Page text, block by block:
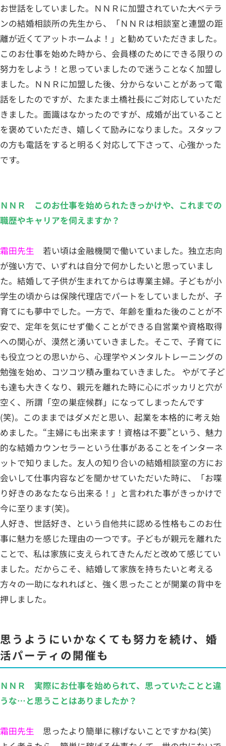
お世話をしていました。ＮＮＲに加盟されていた大ベテラ
ンの結婚相談所の先生から、「ＮＮＲは相談室と連盟の距
離が近くてアットホームよ！」と勧めていただきました。
このお仕事を始めた時から、会員様のためにできる限りの
努力をしよう！と思っていましたので迷うことなく加盟し
ました。ＮＮＲに加盟した後、分からないことがあって電
話をしたのですが、たまたま土橋社長にご対応していただ
きました。面識はなかったのですが、成婚が出ていること
を褒めていただき、嬉しくて励みになりました。スタッフ
の方も電話をすると明るく対応して下さって、心強かった
です。
ＮＮＲ このお仕事を始められたきっかけや、これまでの
職歴やキャリアを伺えますか？
霜田先生 若い頃は金融機関で働いていました。独立志向
が強い方で、いずれは自分で何かしたいと思っていまし
た。結婚して子供が生まれてからは専業主婦。子どもが小
学生の頃からは保険代理店でパートをしていましたが、子
育てにも夢中でした。一方で、年齢を重ねた後のことが不
安で、定年を気にせず働くことができる自営業や資格取得
への関心が、漠然と湧いていきました。そこで、子育てに
も役立つとの思いから、心理学やメンタルトレーニングの
勉強を始め、コツコツ積み重ねていきました。 やがて子ど
も達も大きくなり、親元を離れた時に心にポッカリと穴が
空く、所謂「空の巣症候群」になってしまったんです
(笑)。このままではダメだと思い、起業を本格的に考え始
めました。“主婦にも出来ます！資格は不要”という、魅力
的な結婚カウンセラーという仕事があることをインターネ
ットで知りました。友人の知り合いの結婚相談室の方にお
会いして仕事内容などを聞かせていただいた時に、「お喋
り好きのあなたなら出来る！」と言われた事がきっかけで
今に至ります(笑)。
人好き、世話好き、という自他共に認める性格もこのお仕
事に魅力を感じた理由の一つです。子どもが親元を離れた
ことで、私は家族に支えられてきたんだと改めて感じてい
ました。だからこそ、結婚して家族を持ちたいと考える
方々の一助になれればと、強く思ったことが開業の背中を
押しました。
思うようにいかなくても努力を続け、婚
活パーティの開催も
ＮＮＲ 実際にお仕事を始められて、思っていたことと違
うな…と思うことはありましたか？
霜田先生 思ったより簡単に稼げないことですかね(笑)